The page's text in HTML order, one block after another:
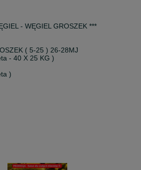
- WĘGIEL GROSZEK ***
( 5-25 ) 26-28MJ
- 40 X 25 KG )
)